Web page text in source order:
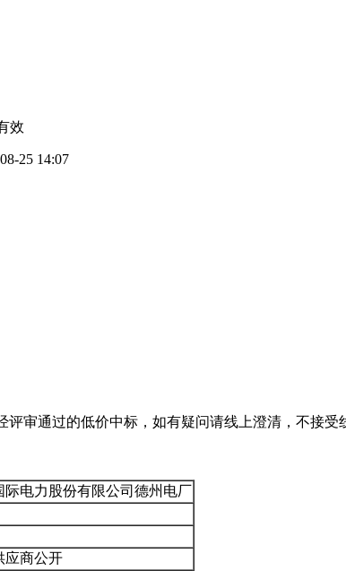
效
25 14:07
审通过的低价中标，如有疑问请线上澄清，不接受
际电力股份有限公司德州电厂
应商公开